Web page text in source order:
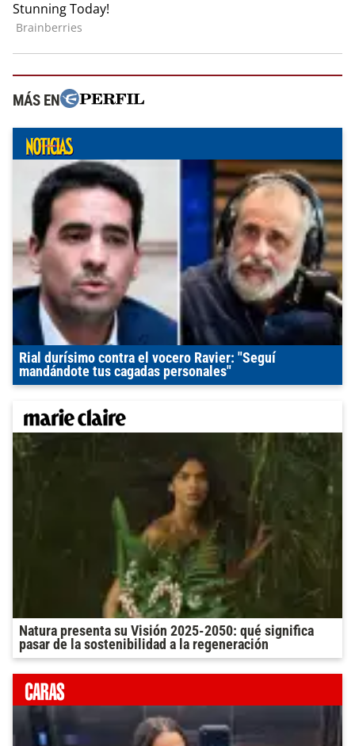
MÁS EN
Rial durísimo contra el vocero Ravier: "Seguí
mandándote tus cagadas personales"
Natura presenta su Visión 2025-2050: qué significa
pasar de la sostenibilidad a la regeneración